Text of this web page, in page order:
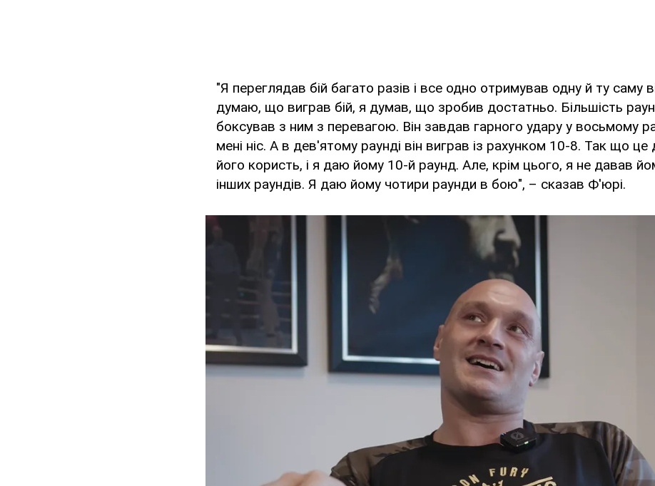
"Я переглядав бій багато разів і все одно отримував одну й ту саму
думаю, що виграв бій, я думав, що зробив достатньо. Більшість
боксував з ним з перевагою. Він завдав гарного удару у восьмому
мені ніс. А в дев'ятому раунді він виграв із рахунком 10-8. Так що це
його користь, і я даю йому 10-й раунд. Але, крім цього, я не давав
інших раундів. Я даю йому чотири раунди в бою", – сказав Ф'юрі.